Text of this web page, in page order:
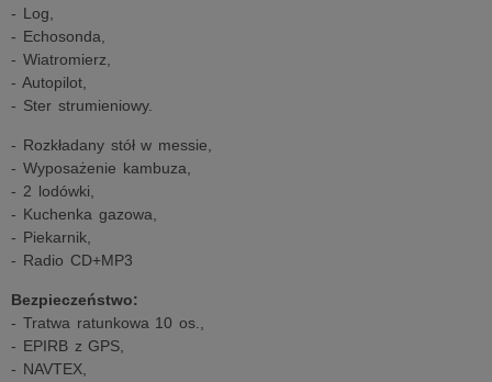
- Log,
- Echosonda,
- Wiatromierz,
- Autopilot,
- Ster strumieniowy.
- Rozkładany stół w messie,
- Wyposażenie kambuza,
- 2 lodówki,
- Kuchenka gazowa,
- Piekarnik,
- Radio CD+MP3
Bezpieczeństwo:
- Tratwa ratunkowa 10 os.,
- EPIRB z GPS,
- NAVTEX,